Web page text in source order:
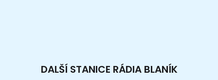
DALŠÍ STANICE RÁDIA BLANÍK